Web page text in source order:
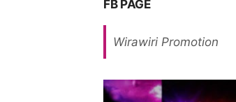
FB PAGE
Wirawiri Promotion